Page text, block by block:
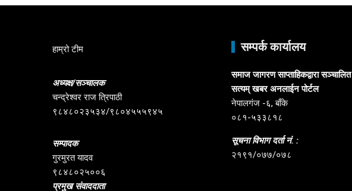
हाम्रो टीम
अध्यक्ष/सञ्चालक
चन्द्रेश्वर राज त्रिपाठी
९८४८०२३५३४/९८०४५५५९४५
सम्पादक
गुरमुरत यादव
९८४८०२५००६
प्रमुख संवाददाता
सम्पर्क कार्यालय
समाज जागरण साप्ताहिकद्वारा सञ्चालित
सत्यम् खबर अनलाईन पोर्टल
नेपालगंज -६, बाँके
०८१-५३३८१८
सूचना विभाग दर्ता नं. :
२१९१/०७७/०७८